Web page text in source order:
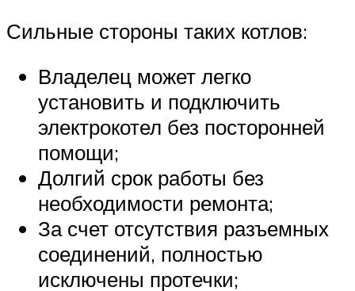
Сильные стороны таких котлов:
Владелец может легко
установить и подключить
электрокотел без посторонней
помощи;
Долгий срок работы без
необходимости ремонта;
За счет отсутствия разъемных
соединений, полностью
исключены протечки;